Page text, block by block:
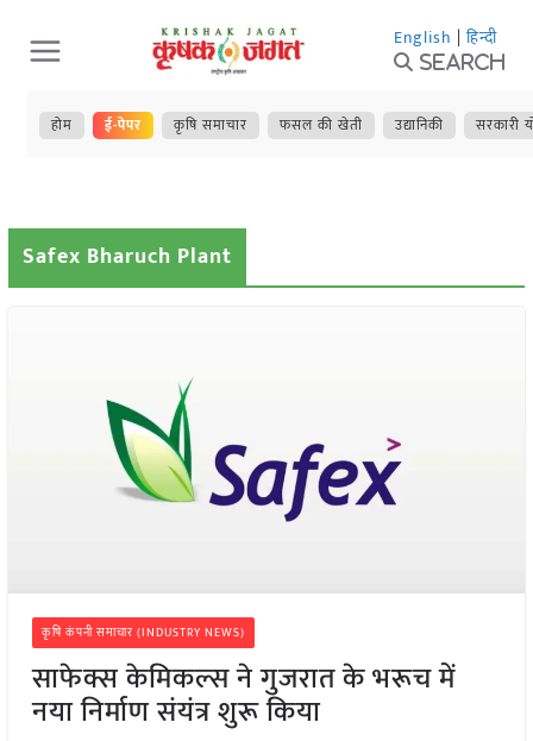
Skip
to
content
English | हिन्दी
Search
होम ई-पेपर कृषि समाचार फसल की खेती उद्यानिकी सरकारी
Safex Bharuch Plant
कृषि कंपनी समाचार (INDUSTRY NEWS)
साफेक्स केमिकल्स ने गुजरात के भरूच में
नया निर्माण संयंत्र शुरू किया